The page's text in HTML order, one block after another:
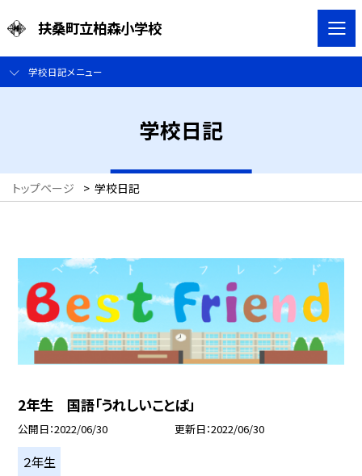
扶桑町立柏森小学校
学校日記メニュー
学校日記
トップページ > 学校日記
2年生 国語「うれしいことば」
公開日 2022/06/30 更新日 2022/06/30
２年生